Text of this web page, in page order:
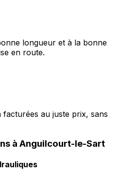
longueur et à la bonne
en route.
au juste prix, sans
à Anguilcourt-le-Sart